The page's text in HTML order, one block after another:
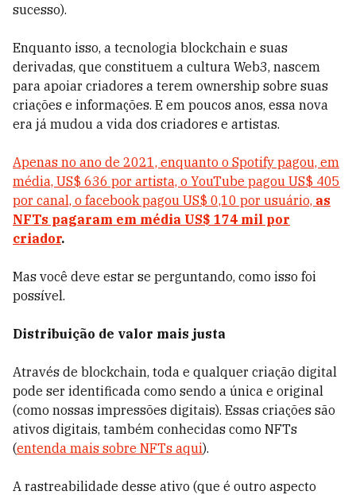
sucesso).
Enquanto isso, a tecnologia blockchain e suas
derivadas, que constituem a cultura Web3, nascem
para apoiar criadores a terem ownership sobre suas
criações e informações. E em poucos anos, essa nova
era já mudou a vida dos criadores e artistas.
Apenas no ano de 2021, enquanto o Spotify pagou, em
média, US$ 636 por artista, o YouTube pagou US$ 405
por canal, o facebook pagou US$ 0,10 por usuário, as
NFTs pagaram em média US$ 174 mil por
criador.
Mas você deve estar se perguntando, como isso foi
possível.
Distribuição de valor mais justa
Através de blockchain, toda e qualquer criação digital
pode ser identificada como sendo a única e original
(como nossas impressões digitais). Essas criações são
ativos digitais, também conhecidas como NFTs
(entenda mais sobre NFTs aqui).
A rastreabilidade desse ativo (que é outro aspecto